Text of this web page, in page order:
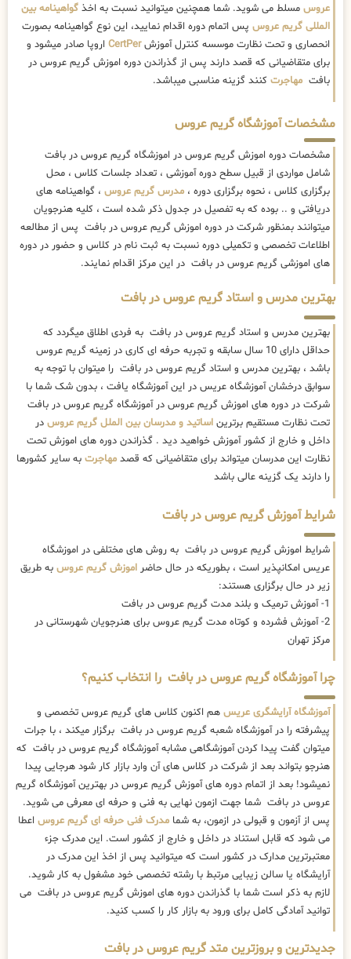
عروس مسلط می شوید. شما همچنین میتوانید نسبت به اخذ گواهینامه بین
المللی گریم عروس پس اتمام دوره اقدام نمایید، این نوع گواهینامه بصورت
انحصاری و تحت نظارت موسسه کنترل آموزشCertPer اروپا صادر میشود و
برای متقاضیانی که قصد دارند پس از گذراندن دوره اموزش گریم عروس در
بافت مهاجرت کنند گزینه مناسبی میباشد.
مشخصات آموزشگاه گریم عروس
مشخصات دوره اموزش گریم عروس در اموزشگاه گریم عروس در بافت
شامل مواردی از قبیل سطح دوره آموزشی ، تعداد جلسات کلاس ، محل
برگزاری کلاس ، نحوه برگزاری دوره ، مدرس گریم عروس ، گواهینامه های
دریافتی و .. بوده که به تفصیل در جدول ذکر شده است ، کلیه هنرجویان
میتوانند بمنظور شرکت در دوره اموزش گریم عروس در بافت پس از مطالعه
اطلاعات تخصصی و تکمیلی دوره نسبت به ثبت نام در کلاس و حضور در دوره
های اموزشی گریم عروس در بافت در این مرکز اقدام نمایند.
بهترین مدرس و استاد گریم عروس در بافت
بهترین مدرس و استاد گریم عروس در بافت به فردی اطلاق میگردد که
حداقل دارای 10 سال سابقه و تجربه حرفه ای کاری در زمینه گریم عروس
باشد ، بهترین مدرس و استاد گریم عروس در بافت را میتوان با توجه به
سوابق درخشان آموزشگاه عریس در این آموزشگاه یافت ، بدون شک شما با
شرکت در دوره های اموزش گریم عروس در آموزشگاه گریم عروس در بافت
تحت نظارت مستقیم برترین اساتید و مدرسان بین الملل گریم عروس در
داخل و خارج از کشور آموزش خواهید دید . گذراندن دوره های اموزش تحت
نظارت این مدرسان میتواند برای متقاضیانی که قصد مهاجرت به سایر کشورها
را دارند یک گزینه عالی باشد
شرایط آموزش گریم عروس در بافت
شرایط اموزش گریم عروس در بافت به روش های مختلفی در اموزشگاه
عریس امکانپذیر است ، بطوریکه در حال حاضر اموزش گریم عروس به طریق
زیر در حال برگزاری هستند:
1- آموزش ترمیک و بلند مدت گریم عروس در بافت
2- آموزش فشرده و کوتاه مدت گریم عروس برای هنرجویان شهرستانی در
مرکز تهران
چرا آموزشگاه گریم عروس در بافت را انتخاب کنیم؟
آموزشگاه آرایشگری عریس هم اکنون کلاس های گریم عروس تخصصی و
پیشرفته را در آموزشگاه شعبه گریم عروس در بافت برگزار میکند ، با جرات
میتوان گفت پیدا کردن آموزشگاهی مشابه آموزشگاه گریم عروس در بافت که
هنرجو بتواند بعد از شرکت در کلاس های آن وارد بازار کار شود هرجایی پیدا
نمیشود! بعد از اتمام دوره های آموزش گریم عروس در بهترین آموزشگاه گریم
عروس در بافت شما جهت ازمون نهایی به فنی و حرفه ای معرفی می شوید.
پس از آزمون و قبولی در ازمون، به شما مدرک فنی حرفه ای گریم عروس اعطا
می شود که قابل استناد در داخل و خارج از کشور است. این مدرک جزء
معتبرترین مدارک در کشور است که میتوانید پس از اخذ این مدرک در
آرایشگاه یا سالن زیبایی مرتبط با رشته تخصصی خود مشغول به کار شوید.
لازم به ذکر است شما با گذراندن دوره های اموزش گریم عروس در بافت می
توانید آمادگی کامل برای ورود به بازار کار را کسب کنید.
جدیدترین و بروزترین متد گریم عروس در بافت